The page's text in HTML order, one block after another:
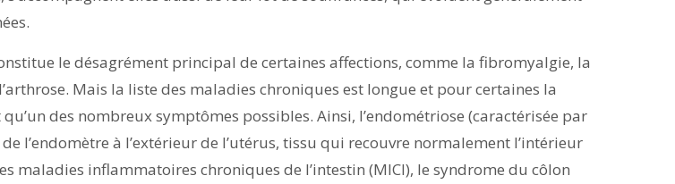
le désagrément principal de certaines affections, comme la fibromyalgie, la
Mais la liste des maladies chroniques est longue et pour certaines la
qu’un des nombreux symptômes possibles. Ainsi, l’endométriose (caractérisée par
l’endomètre à l’extérieur de l’utérus, tissu qui recouvre normalement l’intérieur
maladies inflammatoires chroniques de l’intestin (MICI), le syndrome du côlon